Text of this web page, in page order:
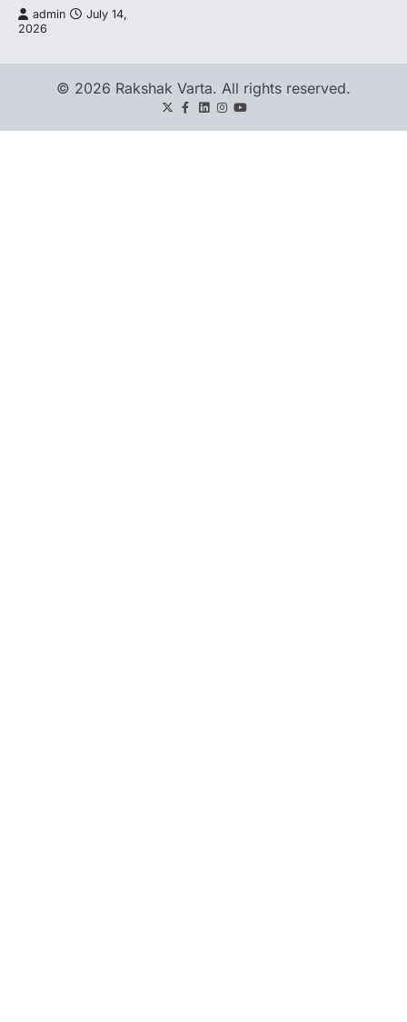
admin
July 14,
2026
© 2026 Rakshak Varta. All rights reserved.
TwitterFacebook
LinkedIn
Instagram
youtube